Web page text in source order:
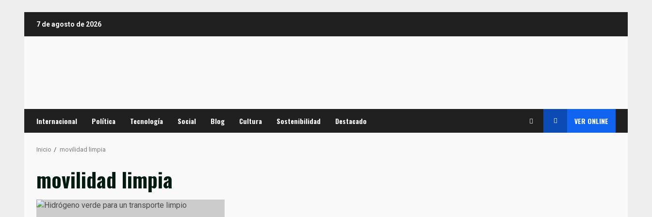
7 de agosto de 2026
Internacional Política Tecnología Social Blog Cultura Sostenibilidad Destacado VER ONLINE
Inicio movilidad limpia
movilidad limpia